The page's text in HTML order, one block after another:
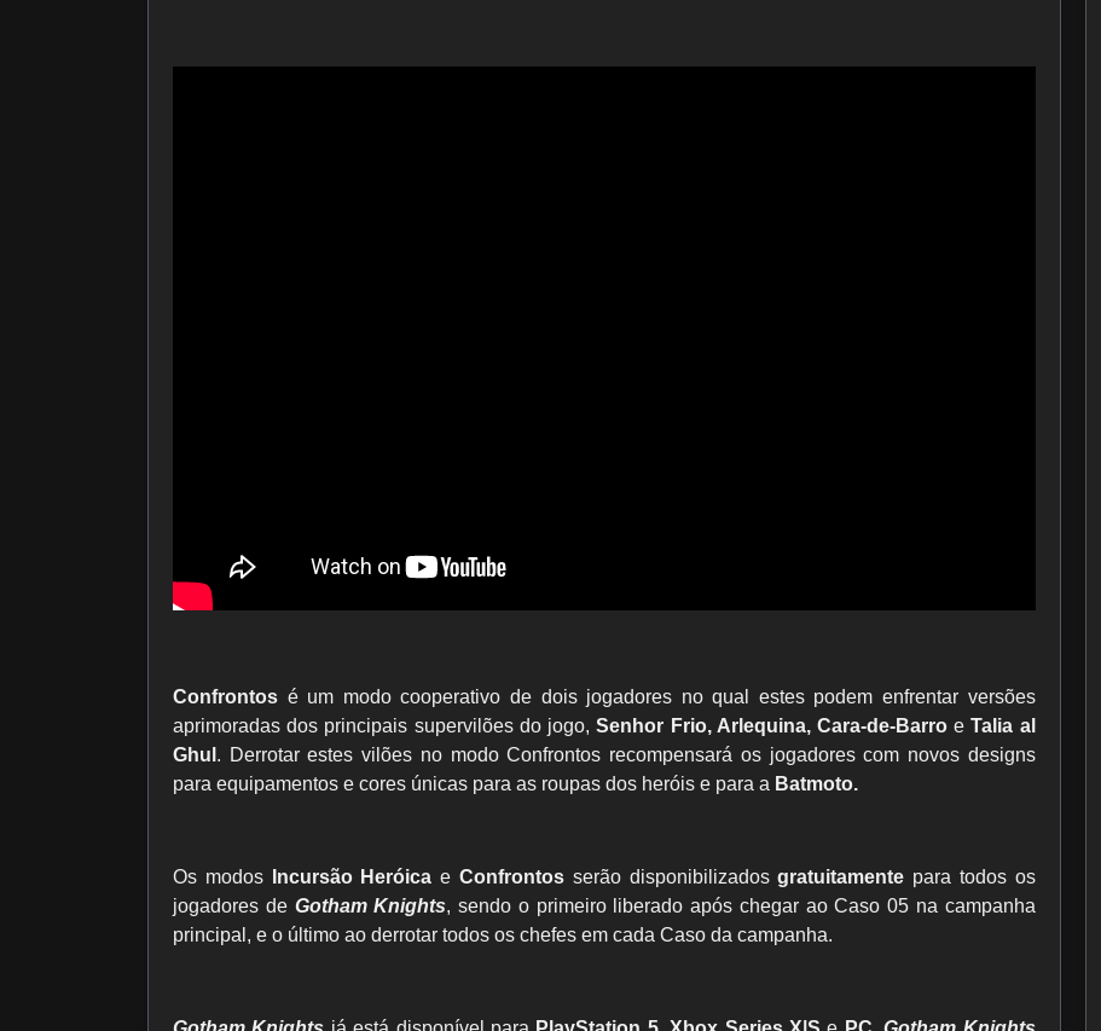
Confrontos é um modo cooperativo de dois jogadores no qual estes podem enfrentar versões
aprimoradas dos principais supervilões do jogo,Senhor Frio, Arlequina, Cara-de-Barro eTalia al
Ghul . Derrotar estes vilões no modo Confrontos recompensará os jogadores com novos designs
para equipamentos e cores únicas para as roupas dos heróis e para a Batmoto.
Os modos Incursão Heróicae Confrontosserão disponibilizadosgratuitamente para todos os
jogadores de Gotham Knights, sendo o primeiro liberado após chegar ao Caso 05 na campanha
principal, e o último ao derrotar todos os chefes em cada Caso da campanha.